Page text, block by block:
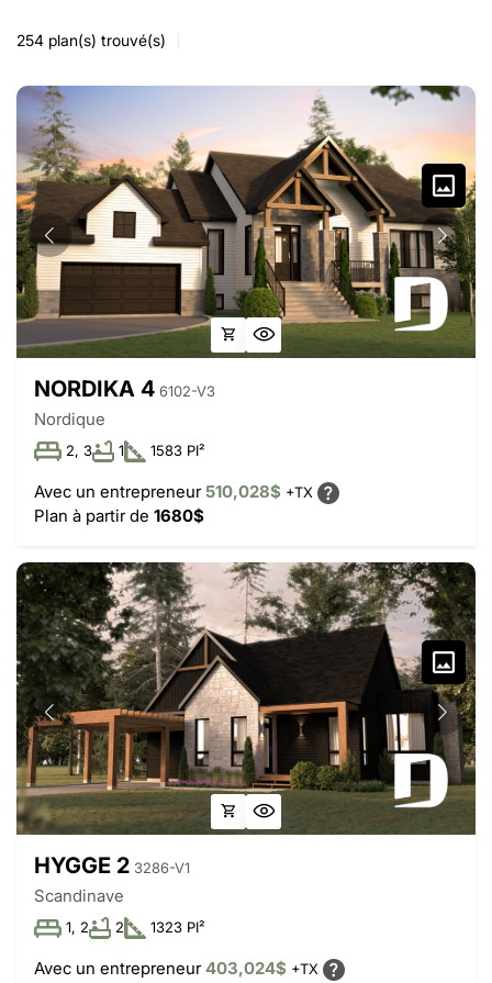
254 plan(s) trouvé(s)
NORDIKA 4 6102-V3
Nordique
2, 3 1 1583 PI²
Avec un entrepreneur510,028$ +TX
Plan à partir de 1680$
HYGGE 2 3286-V1
Scandinave
1, 2 2 1323 PI²
Avec un entrepreneur403,024$ +TX